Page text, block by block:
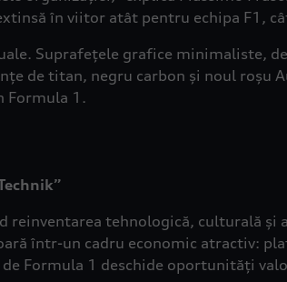
în viitor atât pentru echipa F1,
Suprafețele grafice minimaliste,
de titan, negru carbon și noul roșu
Formula 1.
tehnologică, culturală și
într-un cadru economic atractiv:
Formula 1 deschide oportunități